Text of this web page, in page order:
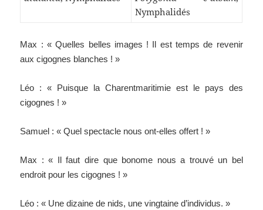
Nymphalidés
Max : « Quelles belles images ! Il est temps de revenir
aux cigognes blanches ! »
Léo : « Puisque la Charentmaritimie est le pays des
cigognes ! »
Samuel : « Quel spectacle nous ont-elles offert ! »
Max : « Il faut dire que bonome nous a trouvé un bel
endroit pour les cigognes ! »
Léo : « Une dizaine de nids, une vingtaine d’individus. »